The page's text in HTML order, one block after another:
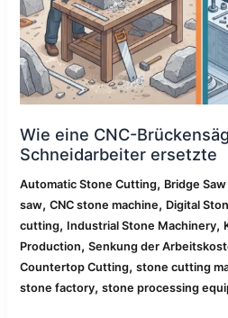
Wie eine CNC-
Schneidarbeiter ersetzte
Automatic Stone Cutting, Bridge
saw,CNC stone machine, Digital
cutting, Industrial Stone Machinery,
Production,Senkung der
Countertop Cutting,stone cutting
stone factory,stone processing